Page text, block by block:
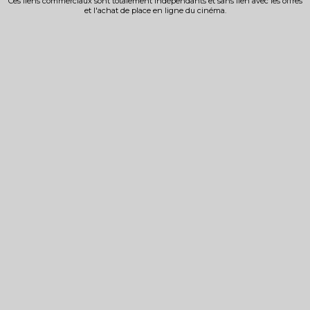
et l'achat de place en ligne du cinéma.